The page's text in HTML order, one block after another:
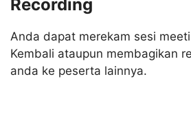
Recording
Anda dapat merekam sesi
Kembali ataupun membagikan
anda ke peserta lainnya.